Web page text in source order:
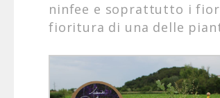
ninfee e soprattutto i
fioritura di una delle